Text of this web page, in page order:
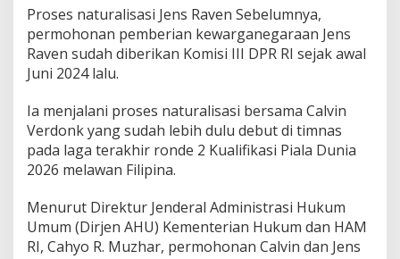
Proses naturalisasi Jens Raven Sebelumnya,
permohonan pemberian kewarganegaraan Jens
Raven sudah diberikan Komisi III DPR RI sejak awal
Juni 2024 lalu.
Ia menjalani proses naturalisasi bersama Calvin
Verdonk yang sudah lebih dulu debut di timnas
pada laga terakhir ronde 2 Kualifikasi Piala Dunia
2026 melawan Filipina.
Menurut Direktur Jenderal Administrasi Hukum
Umum (Dirjen AHU) Kementerian Hukum dan HAM
RI, Cahyo R. Muzhar, permohonan Calvin dan Jens